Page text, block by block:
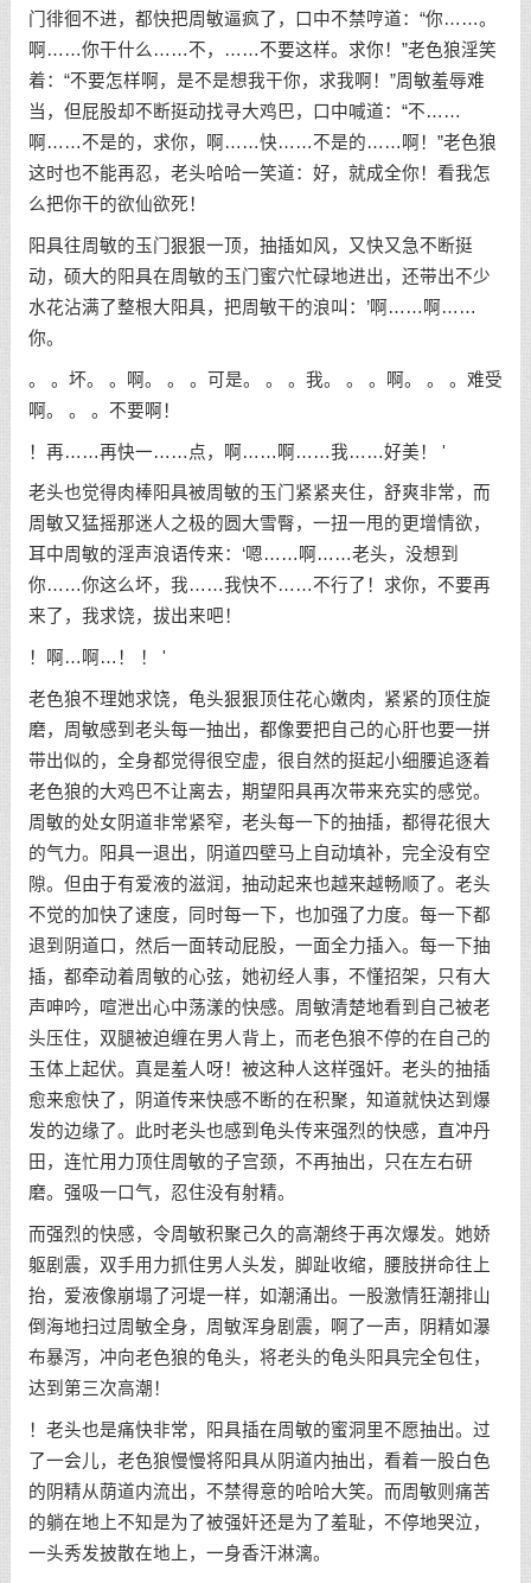
门徘徊不进，都快把周敏逼疯了，口中不禁哼道：“你……。
啊……你干什么……不，……不要这样。求你！”老色狼淫笑
着：“不要怎样啊，是不是想我干你，求我啊！”周敏羞辱难
当，但屁股却不断挺动找寻大鸡巴，口中喊道：“不……
啊……不是的，求你，啊……快……不是的……啊！”老色狼
这时也不能再忍，老头哈哈一笑道：好，就成全你！看我怎
么把你干的欲仙欲死！
阳具往周敏的玉门狠狠一顶，抽插如风，又快又急不断挺
动，硕大的阳具在周敏的玉门蜜穴忙碌地进出，还带出不少
水花沾满了整根大阳具，把周敏干的浪叫：’啊……啊……
你。
。 。坏。 。啊。 。 。可是。 。 。我。 。 。啊。 。 。难受
啊。 。 。不要啊！
！再……再快一……点，啊……啊……我……好美！ '
老头也觉得肉棒阳具被周敏的玉门紧紧夹住，舒爽非常，而
周敏又猛摇那迷人之极的圆大雪臀，一扭一甩的更增情欲，
耳中周敏的淫声浪语传来：‘嗯……啊……老头，没想到
你……你这么坏，我……我快不……不行了！求你，不要再
来了，我求饶，拔出来吧！
！啊…啊…！ ！ '
老色狼不理她求饶，龟头狠狠顶住花心嫩肉，紧紧的顶住旋
磨，周敏感到老头每一抽出，都像要把自己的心肝也要一拼
带出似的，全身都觉得很空虚，很自然的挺起小细腰追逐着
老色狼的大鸡巴不让离去，期望阳具再次带来充实的感觉。
周敏的处女阴道非常紧窄，老头每一下的抽插，都得花很大
的气力。阳具一退出，阴道四壁马上自动填补，完全没有空
隙。但由于有爱液的滋润，抽动起来也越来越畅顺了。老头
不觉的加快了速度，同时每一下，也加强了力度。每一下都
退到阴道口，然后一面转动屁股，一面全力插入。每一下抽
插，都牵动着周敏的心弦，她初经人事，不懂招架，只有大
声呻吟，喧泄出心中荡漾的快感。周敏清楚地看到自己被老
头压住，双腿被迫缠在男人背上，而老色狼不停的在自己的
玉体上起伏。真是羞人呀！被这种人这样强奸。老头的抽插
愈来愈快了，阴道传来快感不断的在积聚，知道就快达到爆
发的边缘了。此时老头也感到龟头传来强烈的快感，直冲丹
田，连忙用力顶住周敏的子宫颈，不再抽出，只在左右研
磨。强吸一口气，忍住没有射精。
而强烈的快感，令周敏积聚己久的高潮终于再次爆发。她娇
躯剧震，双手用力抓住男人头发，脚趾收缩，腰肢拼命往上
抬，爱液像崩塌了河堤一样，如潮涌出。一股激情狂潮排山
倒海地扫过周敏全身，周敏浑身剧震，啊了一声，阴精如瀑
布暴泻，冲向老色狼的龟头，将老头的龟头阳具完全包住，
达到第三次高潮！
！老头也是痛快非常，阳具插在周敏的蜜洞里不愿抽出。过
了一会儿，老色狼慢慢将阳具从阴道内抽出，看着一股白色
的阴精从荫道内流出，不禁得意的哈哈大笑。而周敏则痛苦
的躺在地上不知是为了被强奸还是为了羞耻，不停地哭泣，
一头秀发披散在地上，一身香汗淋漓。